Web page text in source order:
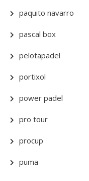
paquito navarro
pascal box
pelotapadel
portixol
power padel
pro tour
procup
puma